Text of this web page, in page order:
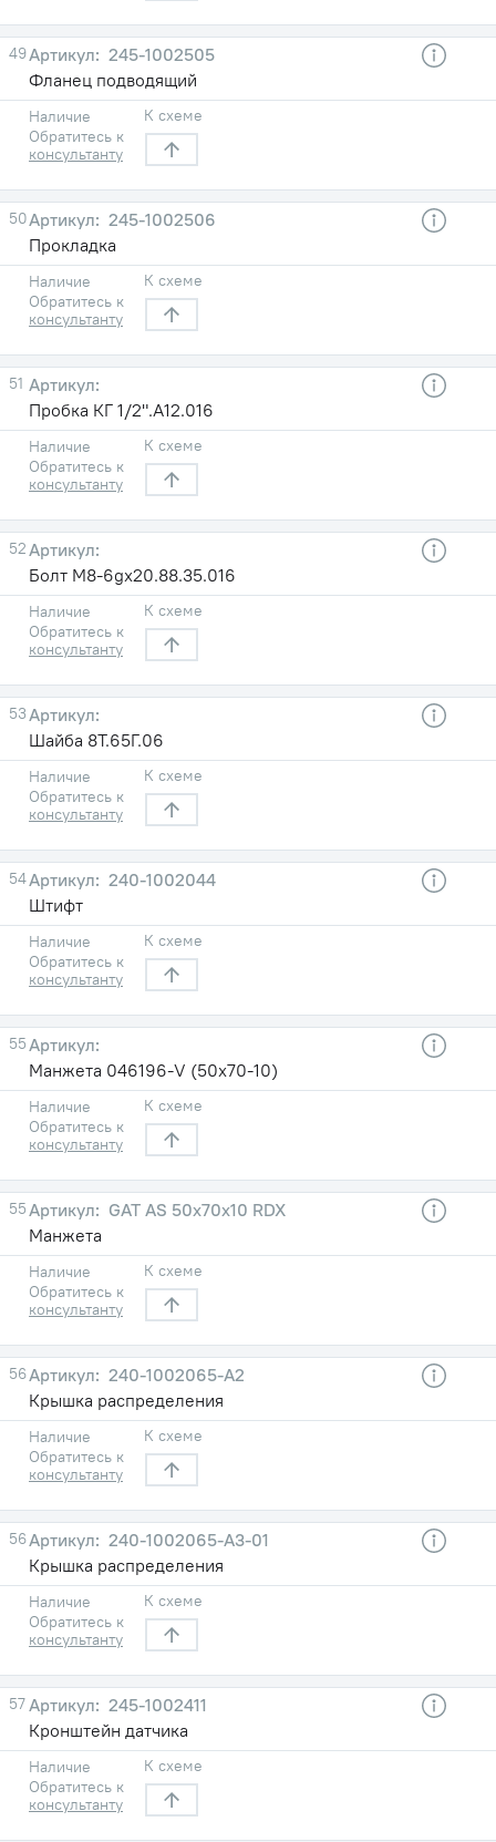
49
245-1002505
Фланец подводящий
Наличие
Обратитесь к
консультанту
К схеме
50
245-1002506
Прокладка
Наличие
Обратитесь к
консультанту
К схеме
51
Пробка КГ 1/2".А12.016
Наличие
Обратитесь к
консультанту
К схеме
52
Болт М8-6gх20.88.35.016
Наличие
Обратитесь к
консультанту
К схеме
53
Шайба 8Т.65Г.06
Наличие
Обратитесь к
консультанту
К схеме
54
240-1002044
Штифт
Наличие
Обратитесь к
консультанту
К схеме
55
Манжета 046196-V (50x70-10)
Наличие
Обратитесь к
консультанту
К схеме
55
GAT AS 50x70x10 RDX
Манжета
Наличие
Обратитесь к
консультанту
К схеме
56
240-1002065-А2
Крышка распределения
Наличие
Обратитесь к
консультанту
К схеме
56
240-1002065-А3-01
Крышка распределения
Наличие
Обратитесь к
консультанту
К схеме
57
245-1002411
Кронштейн датчика
Наличие
Обратитесь к
консультанту
К схеме